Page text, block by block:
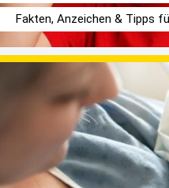
Fakten, Anzeichen & Tipps